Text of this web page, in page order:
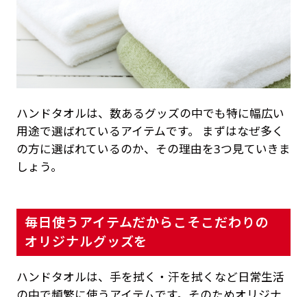
ハンドタオルは、数あるグッズの中でも特に幅広い
用途で選ばれているアイテムです。 まずはなぜ多く
の方に選ばれているのか、その理由を3つ見ていきま
しょう。
毎日使うアイテムだからこそこだわりの
オリジナルグッズを
ハンドタオルは、手を拭く・汗を拭くなど日常生活